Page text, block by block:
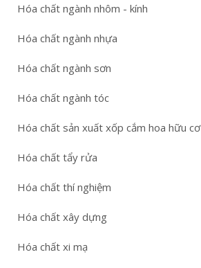
Hóa chất ngành nhôm - kính
Hóa chất ngành nhựa
Hóa chất ngành sơn
Hóa chất ngành tóc
Hóa chất sản xuất xốp cắm hoa hữu cơ
Hóa chất tẩy rửa
Hóa chất thí nghiệm
Hóa chất xây dựng
Hóa chất xi mạ